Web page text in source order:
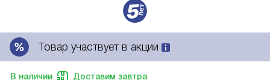
Товар участвует в акции
В наличии Доставим завтра